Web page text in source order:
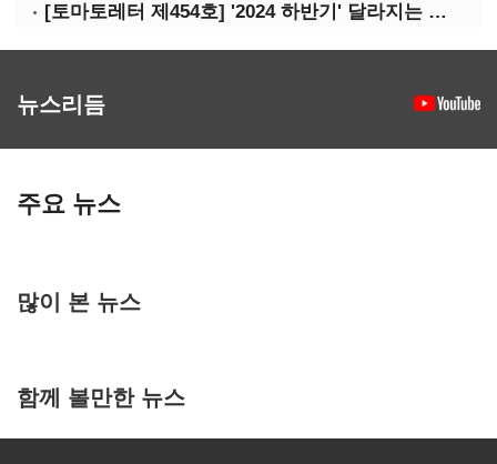
[토마토레터 제454호] '2024 하반기' 달라지는 정책들 정리(하)
뉴스리듬
주요 뉴스
많이 본 뉴스
함께 볼만한 뉴스